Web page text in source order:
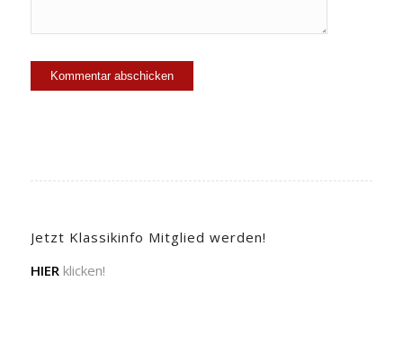
Jetzt Klassikinfo Mitglied werden!
HIER klicken!